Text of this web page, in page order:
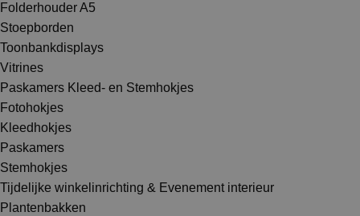
Folderhouder A5
Stoepborden
Toonbankdisplays
Vitrines
Paskamers Kleed- en Stemhokjes
Fotohokjes
Kleedhokjes
Paskamers
Stemhokjes
Tijdelijke winkelinrichting & Evenement interieur
Plantenbakken